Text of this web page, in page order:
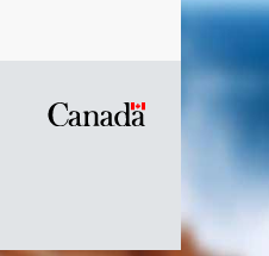
Symbole